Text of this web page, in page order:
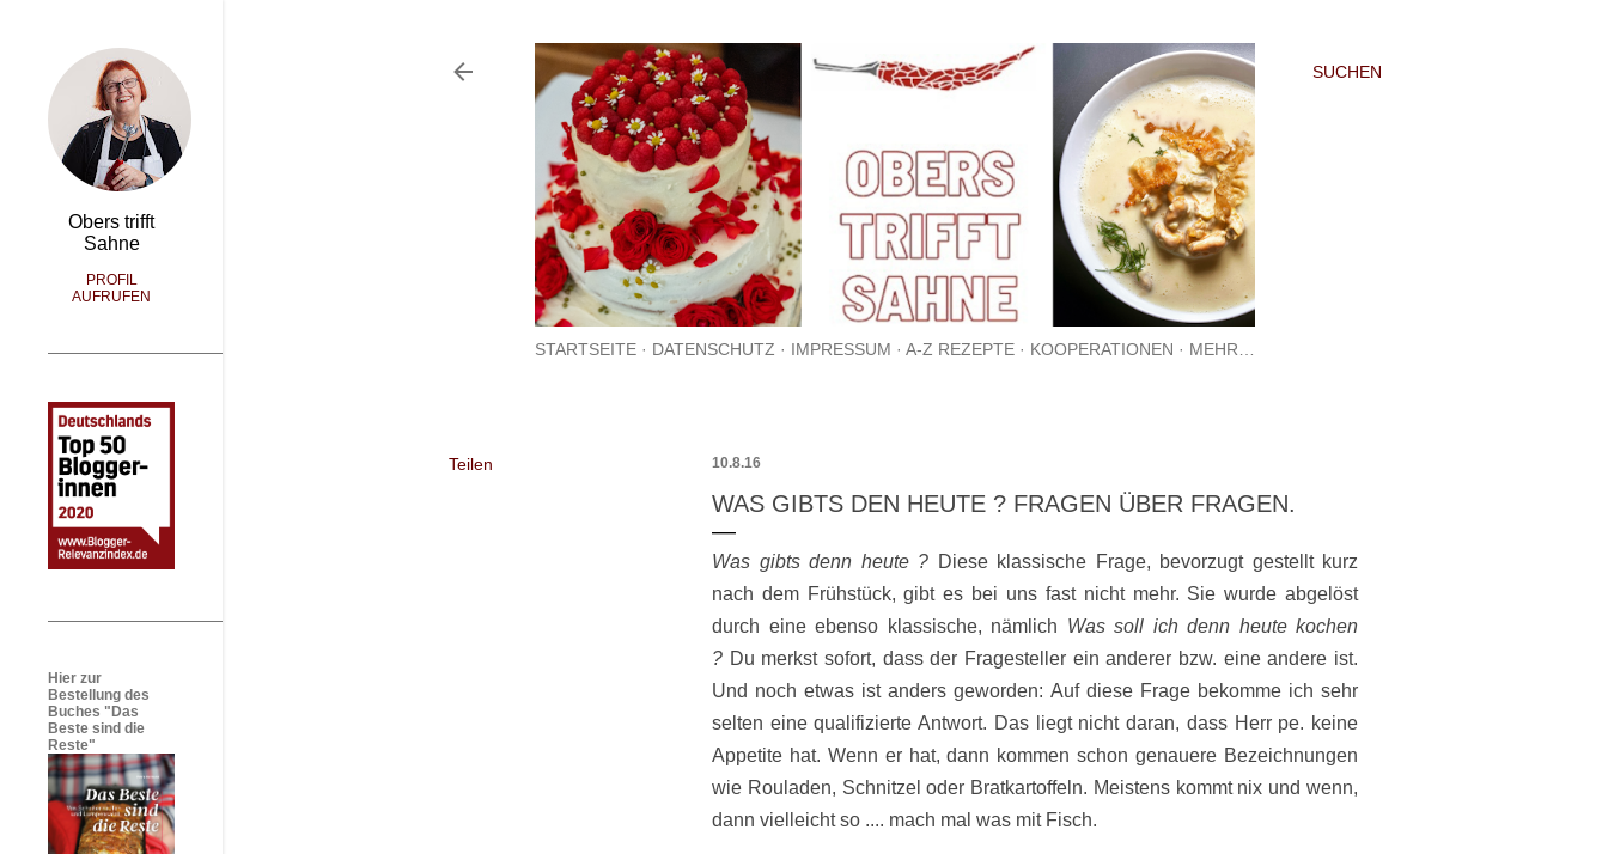
SUCHEN
STARTSEITE DATENSCHUTZ IMPRESSUM A-Z REZEPTE KOOPERATIONEN MEHR…
Teilen 10.8.16
WAS GIBTS DEN HEUTE ? FRAGEN ÜBER FRAGEN.
Was gibts denn heute ? Diese klassische Frage, bevorzugt gestellt kurz
nach dem Frühstück, gibt es bei uns fast nicht mehr. Sie wurde abgelöst
durch eine ebenso klassische, nämlich Was soll ich denn heute kochen
? Du merkst sofort, dass der Fragesteller ein anderer bzw. eine andere ist.
Und noch etwas ist anders geworden: Auf diese Frage bekomme ich sehr
selten eine qualifizierte Antwort. Das liegt nicht daran, dass Herr pe. keine
Appetite hat. Wenn er hat, dann kommen schon genauere Bezeichnungen
wie Rouladen, Schnitzel oder Bratkartoffeln. Meistens kommt nix und wenn,
dann vielleicht so .... mach mal was mit Fisch.
Obers trifft
Sahne
PROFIL
AUFRUFEN
Hier zur
Bestellung des
Buches "Das
Beste sind die
Reste"